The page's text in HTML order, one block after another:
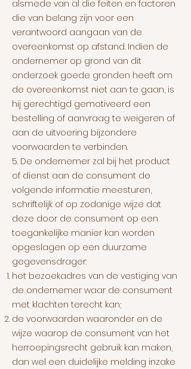
alsmede van al die feiten en factoren
die van belang zijn voor een
verantwoord aangaan van de
overeenkomst op afstand. Indien de
ondernemer op grond van dit
onderzoek goede gronden heeft om
de overeenkomst niet aan te gaan, is
hij gerechtigd gemotiveerd een
bestelling of aanvraag te weigeren of
aan de uitvoering bijzondere
voorwaarden te verbinden.
5. De ondernemer zal bij het product
of dienst aan de consument de
volgende informatie meesturen,
schriftelijk of op zodanige wijze dat
deze door de consument op een
toegankelijke manier kan worden
opgeslagen op een duurzame
gegevensdrager:
het bezoekadres van de vestiging van
de ondernemer waar de consument
met klachten terecht kan;
de voorwaarden waaronder en de
wijze waarop de consument van het
herroepingsrecht gebruik kan maken,
dan wel een duidelijke melding inzake